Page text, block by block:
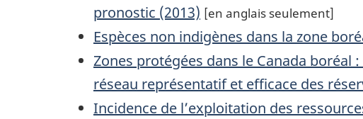
pronostic (2013) [en anglais seulement]
Espèces non indigènes dans la zone
Zones protégées dans le Canada boréal
réseau représentatif et efficace des
Incidence de l’exploitation des